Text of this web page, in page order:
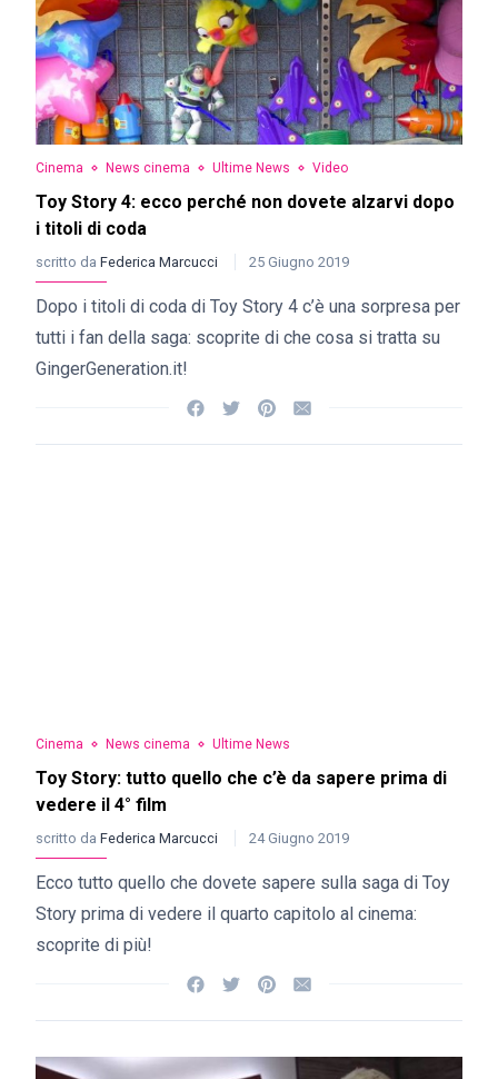
Cinema News cinema Ultime News Video
Toy Story 4: ecco perché non dovete alzarvi dopo
i titoli di coda
scritto da Federica Marcucci 25 Giugno 2019
Dopo i titoli di coda di Toy Story 4 c’è una sorpresa per
tutti i fan della saga: scoprite di che cosa si tratta su
GingerGeneration.it!
Cinema News cinema Ultime News
Toy Story: tutto quello che c’è da sapere prima di
vedere il 4° film
scritto da Federica Marcucci 24 Giugno 2019
Ecco tutto quello che dovete sapere sulla saga di Toy
Story prima di vedere il quarto capitolo al cinema:
scoprite di più!